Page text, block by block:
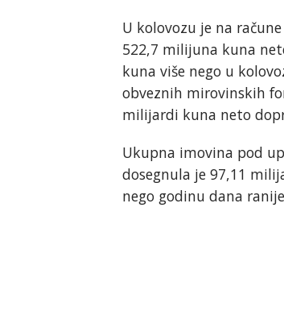
U kolovozu je na
522,7 milijuna kuna
kuna više nego u
obveznih mirovinskih
milijardi kuna neto
Ukupna imovina pod
dosegnula je 97,11
nego godinu dana